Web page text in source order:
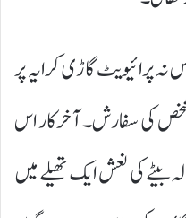
نہ پرائیویٹ گاڑی کرایہ پر
شخص کی سفارش۔ آخرکار اس
بیٹے کی نعش ایک تھیلے میں